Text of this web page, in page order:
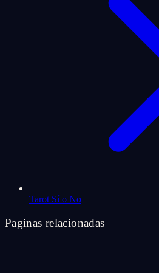
Tarot Sí o No
Paginas relacionadas